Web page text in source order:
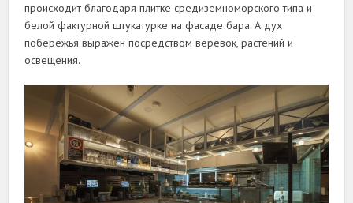
происходит благодаря плитке средиземноморского типа и
белой фактурной штукатурке на фасаде бара. А дух
побережья выражен посредством верёвок, растений и
освещения.